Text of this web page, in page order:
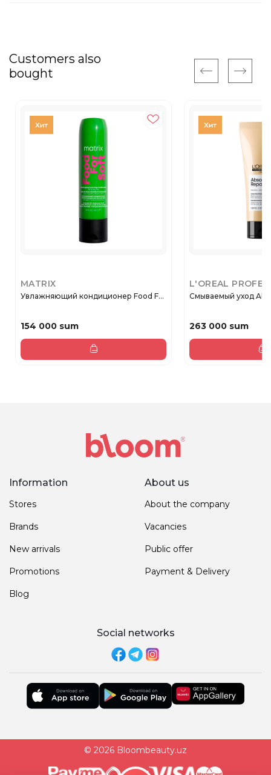
Customers also
bought
MATRIX
Увлажняющий кондиционер Food F...
154 000 sum
L'OREAL
Смываемый уход
263 000 sum
Information
Stores
Brands
New arrivals
Promotions
Blog
About us
About the company
Vacancies
Public offer
Payment & Delivery
Social networks
© 2026 Bloombeauty.uz